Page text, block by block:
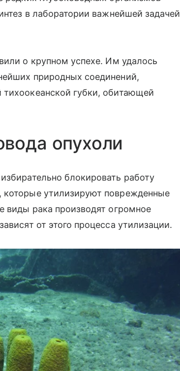
в лаборатории важнейшей задачей
о крупном успехе. Им удалось
природных соединений,
губки, обитающей
опухоли
блокировать работу
утилизируют поврежденные
виды рака производят огромное
от этого процесса утилизации.